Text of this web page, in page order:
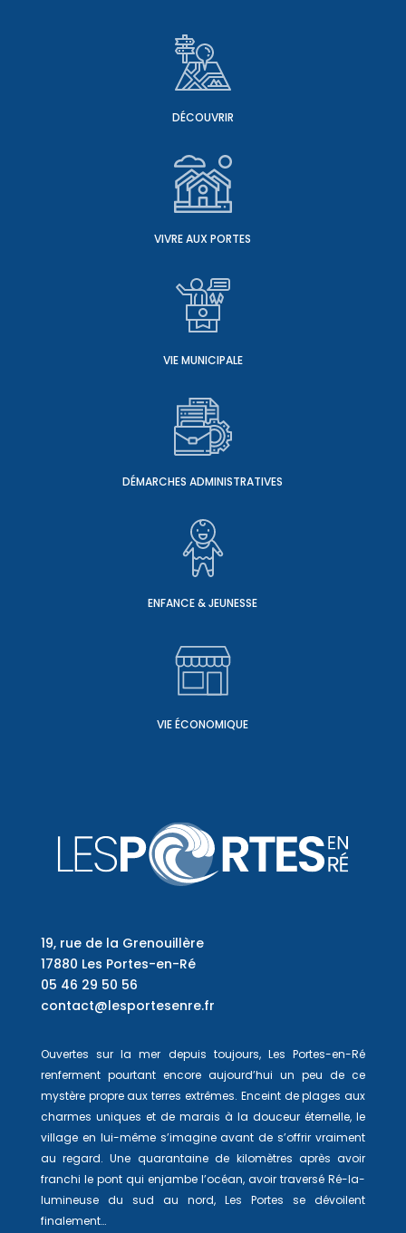
DÉCOUVRIR
VIVRE AUX PORTES
VIE MUNICIPALE
DÉMARCHES ADMINISTRATIVES
ENFANCE & JEUNESSE
VIE ÉCONOMIQUE
19, rue de la Grenouillère
17880 Les Portes-en-Ré
05 46 29 50 56
contact@lesportesenre.fr
Ouvertes sur la mer depuis toujours, Les Portes-en-Ré
renferment pourtant encore aujourd’hui un peu de ce
mystère propre aux terres extrêmes. Enceint de plages aux
charmes uniques et de marais à la douceur éternelle, le
village en lui-même s’imagine avant de s’offrir vraiment
au regard. Une quarantaine de kilomètres après avoir
franchi le pont qui enjambe l’océan, avoir traversé Ré-la-
lumineuse du sud au nord, Les Portes se dévoilent
finalement…